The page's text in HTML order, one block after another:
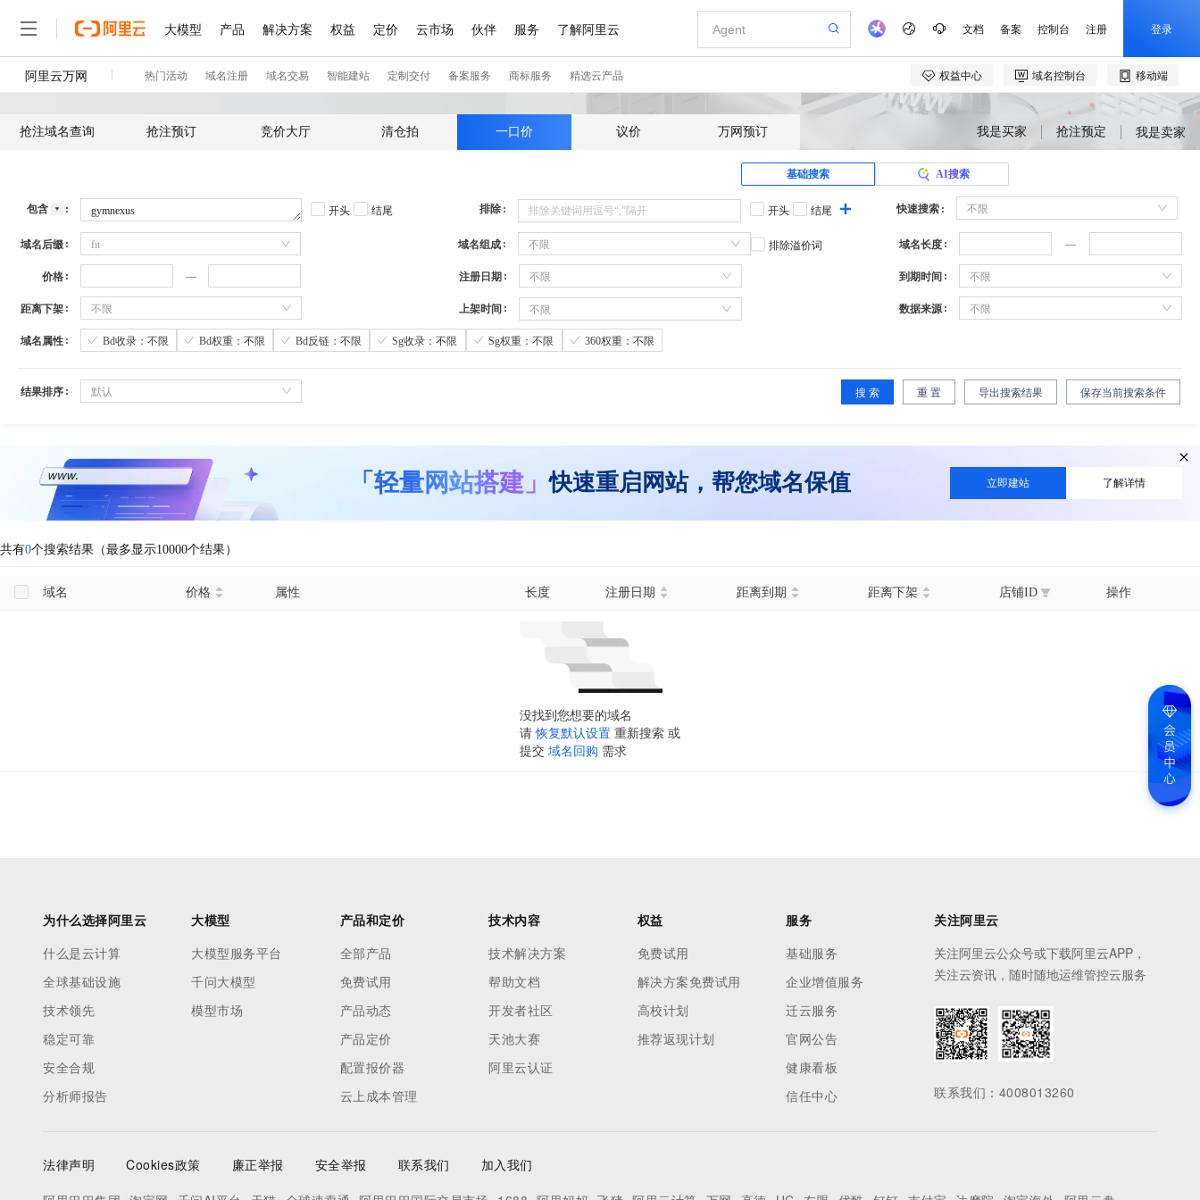
抢注域名查询 抢注预订 竞价大厅 清仓拍 一口价 议价 万网预订 我是买家 抢注预定 我是卖家
基础搜索 AI搜索
包含 开头 结尾 排除 开头 结尾 快速搜索 不限
域名后缀 fit 域名组成 不限 排除溢价词 域名长度
价格 注册日期 不限 到期时间 不限
距离下架 不限 上架时间 不限 数据来源 不限
域名属性 Bd收录：不限 Bd权重：不限 Bd反链：不限 Sg收录：不限 Sg权重：不限 360权重：不限
结果排序 默认 搜 索 重 置 导出搜索结果 保存当前搜索条件
「轻量网站搭建」快速重启网站，帮您域名保值 立即建站 了解详情
共有0个搜索结果（最多显示10000个结果）
域名 价格 属性 长度 注册日期 距离到期 距离下架 店铺ID 操作
没找到您想要的域名
请 恢复默认设置 重新搜索 或
提交 域名回购 需求